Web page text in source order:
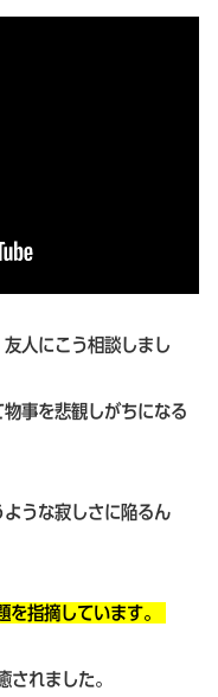
人にこう相談しまし
物事を悲観しがちになる
うな寂しさに陥るん
を指摘しています。
れました。